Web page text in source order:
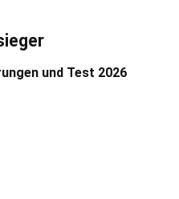
und Test 2026